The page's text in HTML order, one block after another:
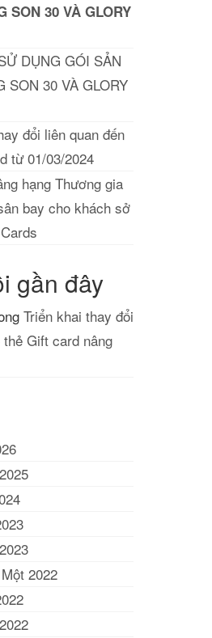
SON 30 VÀ GLORY
DỤNG GÓI SẢN
SON 30 VÀ GLORY
đổi liên quan đến
từ 01/03/2024
hạng Thương gia
bay cho khách sở
gần đây
Triển khai thay đổi
Gift card nâng
2022